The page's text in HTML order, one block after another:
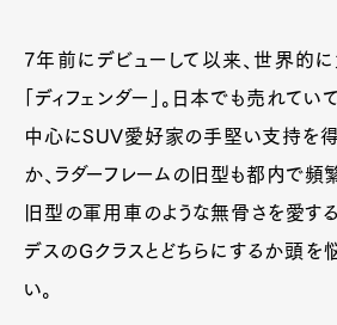
7年前にデビューして以来、世界的に
「ディフェンダー」。日本でも売れてい
中心にSUV愛好家の手堅い支持を得
か、ラダーフレームの旧型も都内で頻
旧型の軍用車のような無骨さを愛す
デスのGクラスとどちらにするか頭
い。